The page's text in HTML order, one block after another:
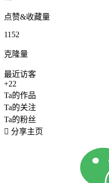
点赞&收藏量
1152
克隆量
最近访客
+22
Ta的作品
Ta的关注
Ta的粉丝
 分享主页